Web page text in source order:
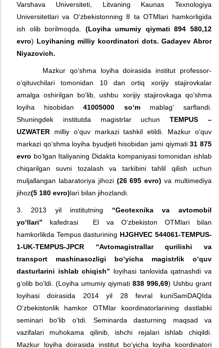
Varshava Universiteti, Litvaning Kaunas Texnologiya
Universitetlari va O‘zbekistonning 8 ta OTMlari hamkorligida
ish olib borilmoqda. (Loyiha umumiy qiymati 894 580,12
evro) Loyihaning milliy koordinatori dots. Gadayev Abror
Niyazovich.
Mazkur qo‘shma loyiha doirasida institut professor-
o‘qituvchilari tomonidan 10 dan ortiq xorijiy stajirovkalar
amalga oshirilgan bo‘lib, ushbu xorijiy stajirovkaga qo‘shma
loyiha hisobidan 41005000 so‘m mablag‘ sarflandi.
Shuningdek institutda magistrlar uchunTEMPUS –
UZWATER milliy o‘quv markazi tashkil etildi. Mazkur o‘quv
markazi qo‘shma loyiha byudjeti hisobidan jami qiymati31 875
evro bo‘lgan Italiyaning Didakta kompaniyasi tomonidan ishlab
chiqarilgan suvni tozalash va tarkibini tahlil qilish uchun
muljallangan labaratoriya jihozi (26 695 evro) va multimediya
jihoz(5 180 evro)lari bilan jihozlandi.
3. 2013 yil institutning “Geotexnika va avtomobil
yo‘llari” kafedrasi EI va O‘zbekiston OTMlari bilan
hamkorlikda Tempus dasturining HJGHVEC 544061-TEMPUS-
1-UK-TEMPUS-JPCR “Avtomagistrallar qurilishi va
transport mashinasozligi bo‘yicha magistrlik o‘quv
dasturlarini ishlab chiqish” loyihasi tanlovida qatnashdi va
g‘olib bo‘ldi. (Loyiha umumiy qiymati 838 996,69) Ushbu grant
loyihasi doirasida 2014 yil 28 fevral kuniSamDAQIda
O‘zbekistonlik hamkor OTMlar koordinatorlarining dastlabki
seminari bo‘lib o‘tdi. Seminarda dasturning maqsad va
vazifalari muhokama qilinib, ishchi rejalari ishlab chiqildi.
Mazkur loyiha doirasida institut bo‘yicha loyiha koordinatori